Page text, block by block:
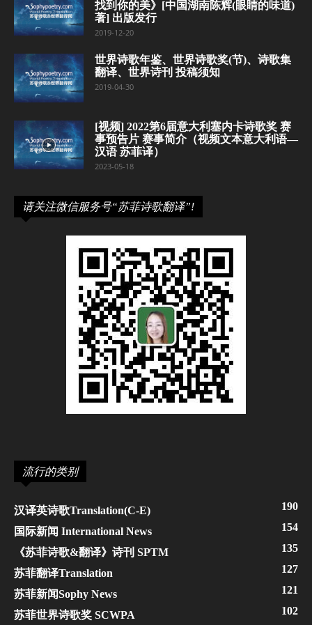
找到你的美》[中国湖南陈辉(眼睛的味道)
著] 出版发行
2019-12-20
世界诗歌年鉴、世界诗歌奖(节)、诗歌集
翻译、世界诗刊 投稿须知
2019-04-30
[视频] 2022第6届意大利塞内卡诗歌奖 赛
事预告片 赛事简介（视频文本意大利语—
汉语 苏菲译）
2023-05-18
请关注微信服务号“苏菲诗歌翻译”!
流行的类别
汉译英诗歌Translation(C-E) 190
国际新闻 International News 154
《苏菲诗歌&翻译》诗刊 SPTM 135
苏菲翻译Translation 127
苏菲新闻Sophy News 121
苏菲世界诗歌奖 SCWPA 102